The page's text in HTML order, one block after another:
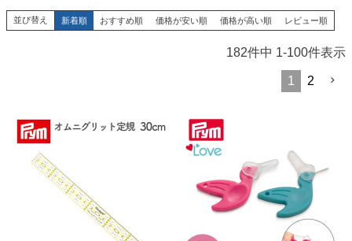
並び替え 新着順 おすすめ順 価格が安い順 価格が高い順 レビュー順
182件中 1-100件表示
1 2